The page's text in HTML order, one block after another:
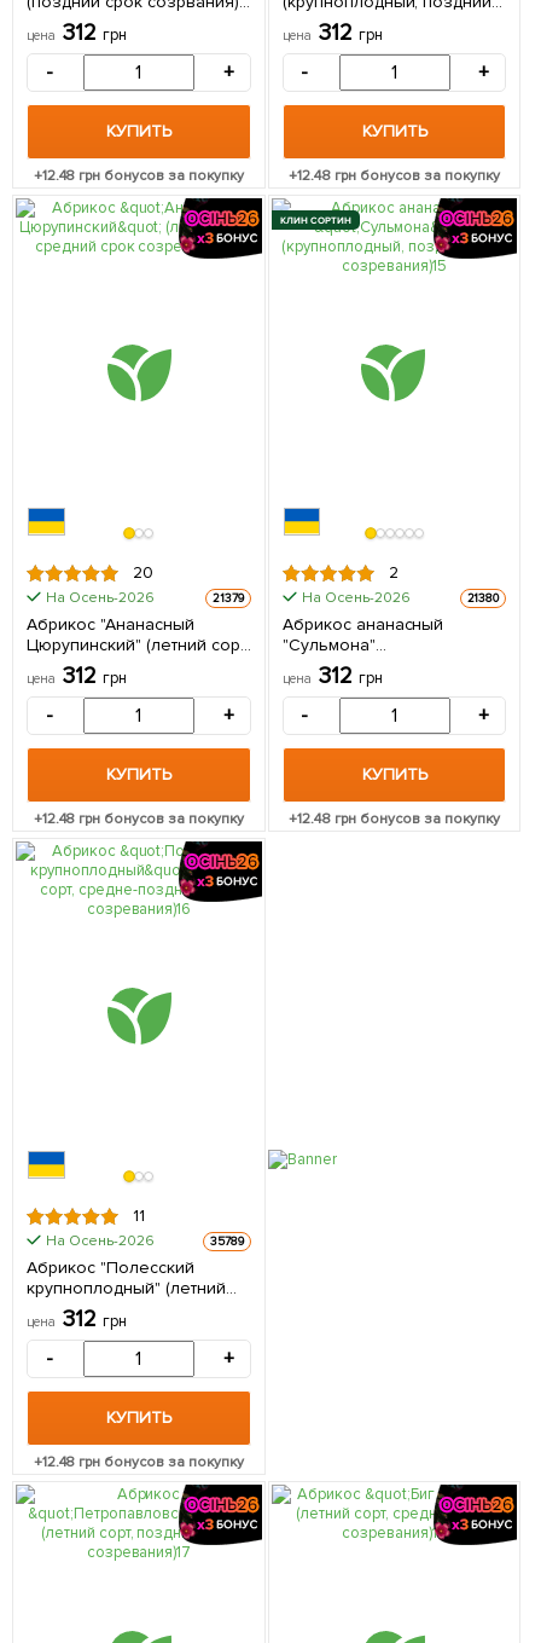
саженец в упаковке
цена 312 грн
- +
КУПИТЬ
+12.48 грн бонусов за покупку
срок созрвания) 1 саженец
в упаковке
цена 312 грн
- +
КУПИТЬ
+12.48 грн бонусов за покупку
20
На Осень-2026 21379
Абрикос "Ананасный
Цюрупинский" (летний сорт,
средний срок созревания)
1 саженец в упаковке
цена 312 грн
- +
КУПИТЬ
+12.48 грн бонусов за покупку
КЛИН СОРТИН
2
На Осень-2026 21380
Абрикос ананасный
"Сульмона"
(крупноплодный, поздний
срок созревания) 1
саженец в упаковке
цена 312 грн
- +
КУПИТЬ
+12.48 грн бонусов за покупку
11
На Осень-2026 35789
Абрикос "Полесский
крупноплодный" (летний
сорт, средне-поздний срок
созревания) 1 саженец в
цена 312 грн
- +
КУПИТЬ
+12.48 грн бонусов за покупку